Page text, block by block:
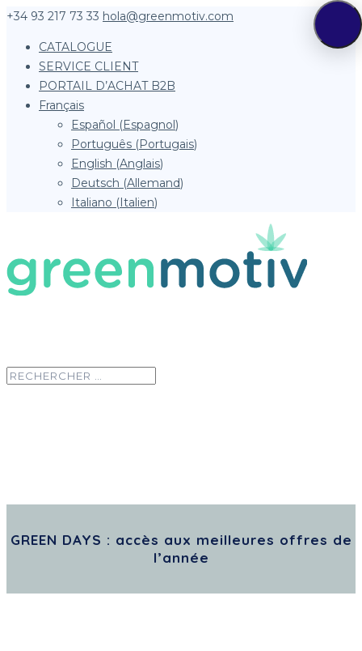
+34 93 217 73 33 hola@greenmotiv.com
CATALOGUE
SERVICE CLIENT
PORTAIL D’ACHAT B2B
Français
Español (Espagnol)
Português (Portugais)
English (Anglais)
Deutsch (Allemand)
Italiano (Italien)
GREEN DAYS : accès aux meilleures offres de
l’année